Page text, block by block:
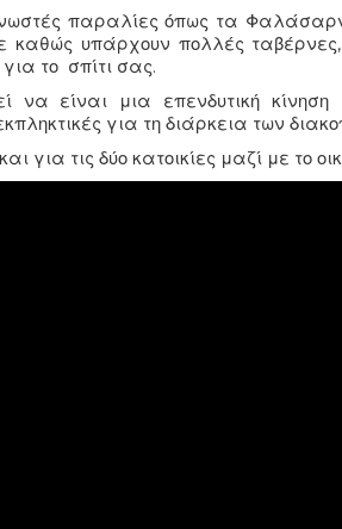
παραλίες όπως τα
καθώς υπάρχουν πολλές
το σπίτι σας.
να είναι μια επενδυτική
για τη διάρκεια των
για τις δύο κατοικίες μαζί με το